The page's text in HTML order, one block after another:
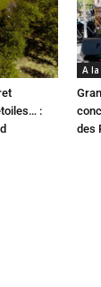
:
A
des